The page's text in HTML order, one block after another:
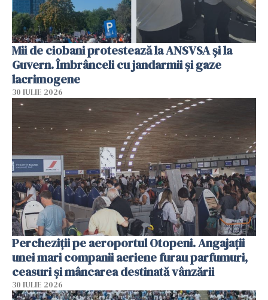
Mii de ciobani protestează la ANSVSA și la
Guvern. Îmbrânceli cu jandarmii și gaze
lacrimogene
30 IULIE 2026
Percheziții pe aeroportul Otopeni. Angajații
unei mari companii aeriene furau parfumuri,
ceasuri și mâncarea destinată vânzării
30 IULIE 2026